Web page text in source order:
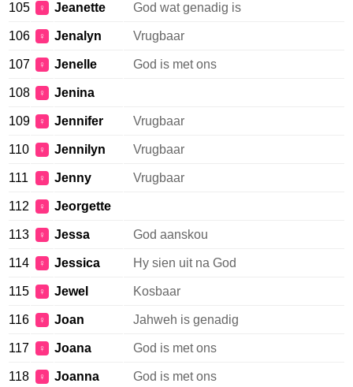
105 ♀ Jeanette God wat genadig is
106 ♀ Jenalyn Vrugbaar
107 ♀ Jenelle God is met ons
108 ♀ Jenina
109 ♀ Jennifer Vrugbaar
110 ♀ Jennilyn Vrugbaar
111 ♀ Jenny Vrugbaar
112 ♀ Jeorgette
113 ♀ Jessa God aanskou
114 ♀ Jessica Hy sien uit na God
115 ♀ Jewel Kosbaar
116 ♀ Joan Jahweh is genadig
117 ♀ Joana God is met ons
118 ♀ Joanna God is met ons